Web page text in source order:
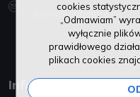
biuro@avastore.pl
Informacje
cookies
„Odmawiam”
wyłącznie
prawidłowego
plikach cookies